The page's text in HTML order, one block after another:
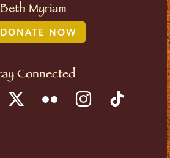
Beth Myriam
DONATE NOW
Connected